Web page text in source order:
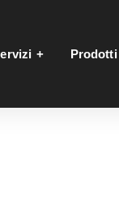
Prodotti